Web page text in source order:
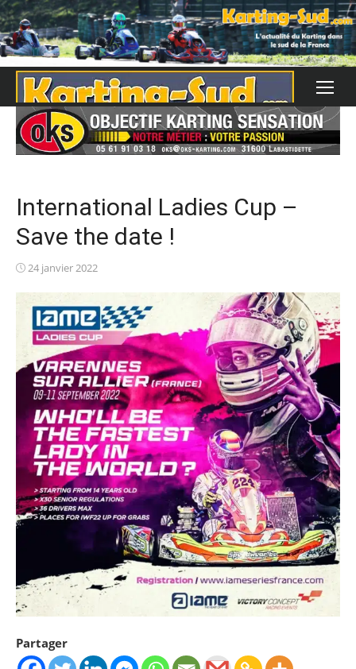
Skip
to
content
International Ladies Cup –
Save the date !
Posted
24 janvier 2022
Partager